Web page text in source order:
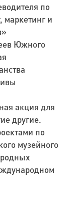
по
и
Южного
акция для
другие.
по
музейного